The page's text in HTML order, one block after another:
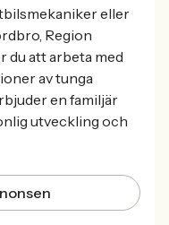
eller
Region
du att arbeta med
av tunga
en familjär
utveckling och